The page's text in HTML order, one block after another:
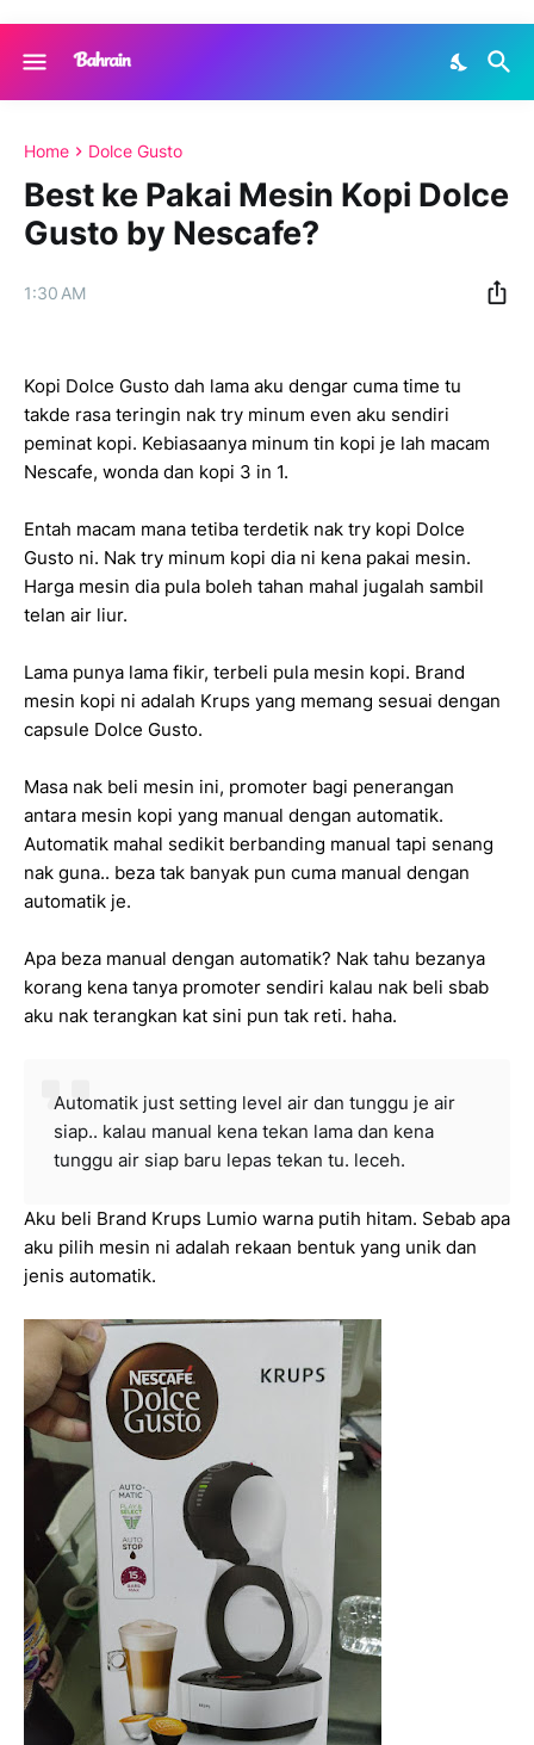
Home Dolce Gusto
Best ke Pakai Mesin Kopi Dolce
Gusto by Nescafe?
1:30 AM
Kopi Dolce Gusto dah lama aku dengar cuma time tu
takde rasa teringin nak try minum even aku sendiri
peminat kopi. Kebiasaanya minum tin kopi je lah macam
Nescafe, wonda dan kopi 3 in 1.
Entah macam mana tetiba terdetik nak try kopi Dolce
Gusto ni. Nak try minum kopi dia ni kena pakai mesin.
Harga mesin dia pula boleh tahan mahal jugalah sambil
telan air liur.
Lama punya lama fikir, terbeli pula mesin kopi. Brand
mesin kopi ni adalah Krups yang memang sesuai dengan
capsule Dolce Gusto.
Masa nak beli mesin ini, promoter bagi penerangan
antara mesin kopi yang manual dengan automatik.
Automatik mahal sedikit berbanding manual tapi senang
nak guna.. beza tak banyak pun cuma manual dengan
automatik je.
Apa beza manual dengan automatik? Nak tahu bezanya
korang kena tanya promoter sendiri kalau nak beli sbab
aku nak terangkan kat sini pun tak reti. haha.
Automatik just setting level air dan tunggu je air
siap.. kalau manual kena tekan lama dan kena
tunggu air siap baru lepas tekan tu. leceh.
Aku beli Brand Krups Lumio warna putih hitam. Sebab apa
aku pilih mesin ni adalah rekaan bentuk yang unik dan
jenis automatik.